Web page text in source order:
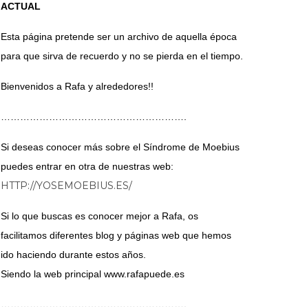
ACTUAL
Esta página pretende ser un archivo de aquella época
para que sirva de recuerdo y no se pierda en el tiempo.
Bienvenidos a Rafa y alrededores!!
Si deseas conocer más sobre el Síndrome de Moebius
puedes entrar en otra de nuestras web:
HTTP://YOSEMOEBIUS.ES/
Si lo que buscas es conocer mejor a Rafa, os
facilitamos diferentes blog y páginas web que hemos
ido haciendo durante estos años.
Siendo la web principal www.rafapuede.es